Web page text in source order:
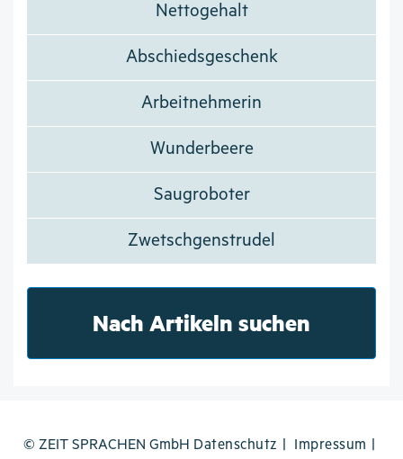
Nettogehalt
Abschiedsgeschenk
Arbeitnehmerin
Wunderbeere
Saugroboter
Zwetschgenstrudel
Nach Artikeln suchen
© ZEIT SPRACHEN GmbH Datenschutz Impressum